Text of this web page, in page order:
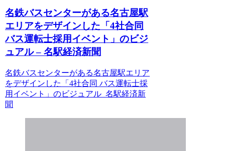
名鉄バスセンターがある名古屋駅
エリアをデザインした「4社合同
バス運転士採用イベント」のビジ
ュアル – 名駅経済新聞
名鉄バスセンターがある名古屋駅エリア
をデザインした「4社合同 バス運転士採
用イベント」のビジュアル 名駅経済新
聞